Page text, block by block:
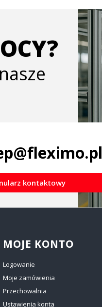
kontaktowy
MOJE KONTO
Logowanie
Moje zamówienia
Przechowalnia
Ustawienia konta